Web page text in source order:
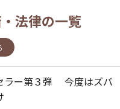
法律の一覧
ラー第３弾 今度はズバ